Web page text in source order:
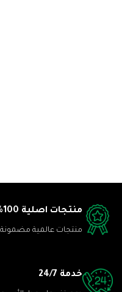
منتجات اصلية 100%
منتجات عالمية مضمونة
خدمة 24/7